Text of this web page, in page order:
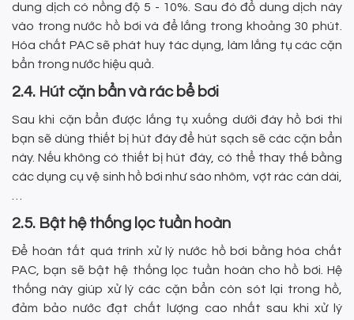
dung dịch có nồng độ 5 - 10%. Sau đó đổ dung dịch này
vào trong nước hồ bơi và để lắng trong khoảng 30 phút.
Hóa chất PAC sẽ phát huy tác dụng, làm lắng tụ các cặn
bẩn trong nước hiệu quả.
2.4. Hút cặn bẩn và rác bể bơi
Sau khi cặn bẩn được lắng tụ xuống dưới đáy hồ bơi thì
bạn sẽ dùng thiết bị hút đáy để hút sạch sẽ các cặn bẩn
này. Nếu không có thiết bị hút đáy, có thể thay thế bằng
các dụng cụ vệ sinh hồ bơi như sào nhôm, vợt rác cán dài,
2.5. Bật hệ thống lọc tuần hoàn
Để hoàn tất quá trình xử lý nước hồ bơi bằng hóa chất
PAC, bạn sẽ bật hệ thống lọc tuần hoàn cho hồ bơi. Hệ
thống này giúp xử lý các cặn bẩn còn sót lại trong hồ,
đảm bảo nước đạt chất lượng cao nhất sau khi xử lý